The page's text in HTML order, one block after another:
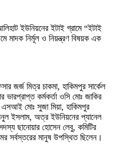
ইউনিয়নের ইটাই গ্রামে “ইটাই
মাদক নির্মূল ও নিয়ন্ত্রণ বিষয়ক এক
জর্জ মিত্র চাকমা, হাকিমপুর সার্কেল
কর্মকর্তা ওসি মোঃ জাকির
মোঃ সুজা মিয়া, হাকিমপুর
ইসলাম, অত্র ইউনিয়নের প্যানেল
ছানোয়ার হোসেন লেবু, কমিটির
সর্বস্তরের মানুষ উপস্থিত ছিলেন।